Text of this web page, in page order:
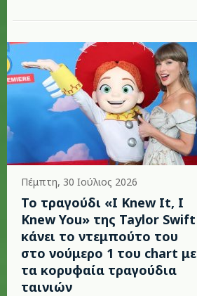
Πέμπτη, 30 Ιούλιος 2026
Το τραγούδι «I Knew It, I
Knew You» της Taylor Swift
κάνει το ντεμπούτο του
στο νούμερο 1 του chart με
τα κορυφαία τραγούδια
ταινιών